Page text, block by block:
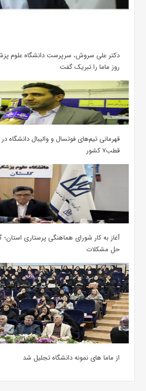
دکتر علی سروش، سرپرست دانشگاه علوم
روز ماما را تبریک گفت
قهرمانی تیم‌های فوتسال و والیبال دانشگاه
قطب۷ کشور
آغاز به کار شورای هماهنگی پرستاری استان؛
حل مشکلات
از ماما های نمونه دانشگاه تجلیل شد